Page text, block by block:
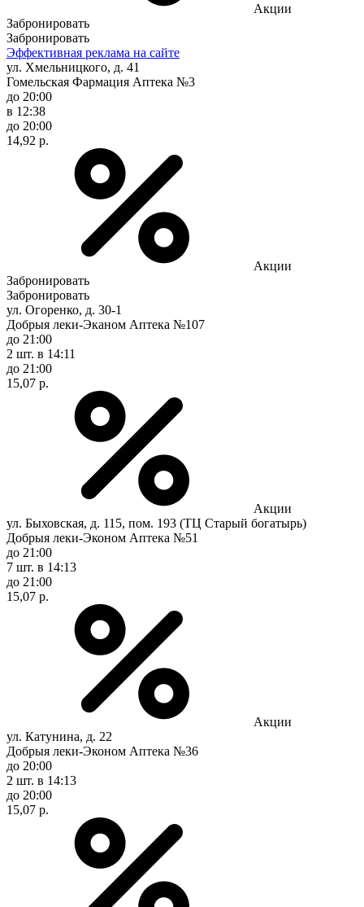
Акции
Забронировать
Забронировать
Эффективная реклама на сайте
ул. Хмельницкого, д. 41
Гомельская Фармация Аптека №3
до 20:00
в 12:38
до 20:00
14,92 р.
Акции
Забронировать
Забронировать
ул. Огоренко, д. 30-1
Добрыя леки-Эканом Аптека №107
до 21:00
2 шт. в 14:11
до 21:00
15,07 р.
Акции
ул. Быховская, д. 115, пом. 193 (ТЦ Старый богатырь)
Добрыя леки-Эконом Аптека №51
до 21:00
7 шт. в 14:13
до 21:00
15,07 р.
Акции
ул. Катунина, д. 22
Добрыя леки-Эконом Аптека №36
до 20:00
2 шт. в 14:13
до 20:00
15,07 р.